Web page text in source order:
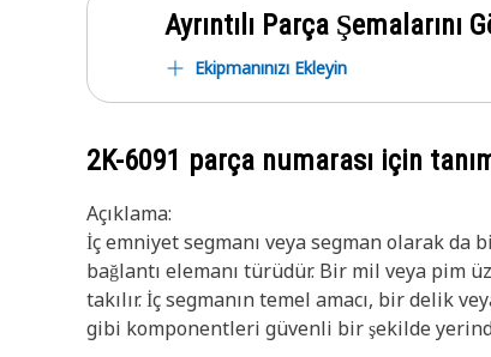
Ayrıntılı Parça Şemalarını
Ekipmanınızı Ekleyin
2K-6091 parça numarası için
Açıklama:
İç emniyet segmanı veya segman olarak
bağlantı elemanı türüdür. Bir mil veya pim
takılır. İç segmanın temel amacı, bir delik
gibi komponentleri güvenli bir şekilde